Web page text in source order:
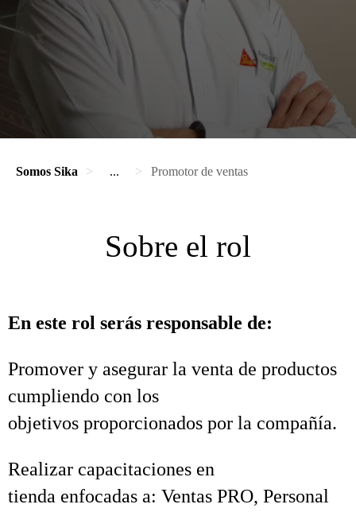
Somos Sika ... Promotor de ventas
Sobre el rol
En este rol serás responsable de:
Promover y asegurar la venta de productos
cumpliendo con los
objetivos proporcionados por la compañía.
Realizar capacitaciones en
tienda enfocadas a: Ventas PRO, Personal